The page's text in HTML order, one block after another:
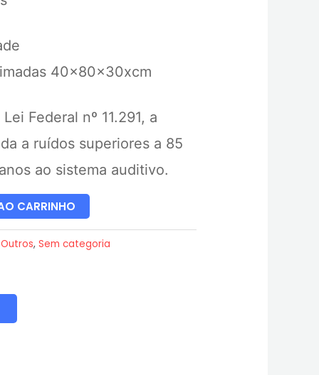
40x80x30xcm
Federal nº 11.291, a
a ruídos superiores a 85
ao sistema auditivo.
CARRINHO
Outros, Sem categoria